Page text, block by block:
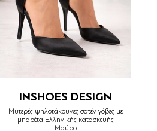
INSHOES DESIGN
Μυτερές ψηλοτάκουνες σατέν γόβες με
μπαρέτα Ελληνικής κατασκευής
Μαύρο